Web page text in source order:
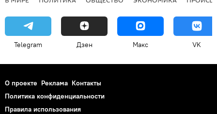
Telegram Дзен Макс VK
О проекте Реклама Контакты
Политика конфиденциальности
Правила использования